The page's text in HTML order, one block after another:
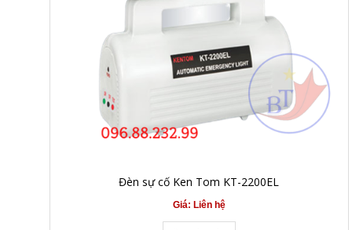
Đèn sự cố Ken Tom KT-2200EL
Giá: Liên hệ